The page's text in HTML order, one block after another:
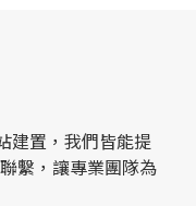
建置，我們皆能提
繫，讓專業團隊為